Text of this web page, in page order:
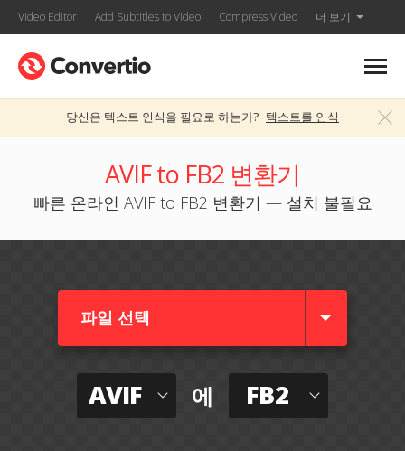
Video Editor Add Subtitles to Video Compress Video 더 보기
당신은 텍스트 인식을 필요로 하는가? 텍스트를 인식
AVIF to FB2 변환기
빠른 온라인 AVIF to FB2 변환기 — 설치 불필요
파일 선택
AVIF 에 FB2